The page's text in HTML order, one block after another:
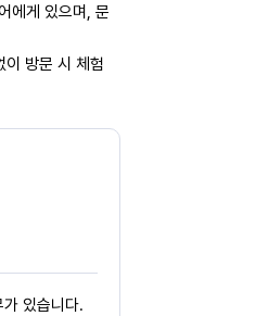
에게 있으며, 문
이 방문 시 체험
있습니다.